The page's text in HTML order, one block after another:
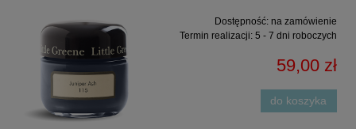
Dostępność: na zamówienie
Termin realizacji: 5 - 7 dni roboczych
59,00 zł
do koszyka